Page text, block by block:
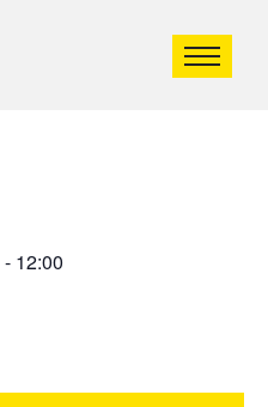
- 12:00